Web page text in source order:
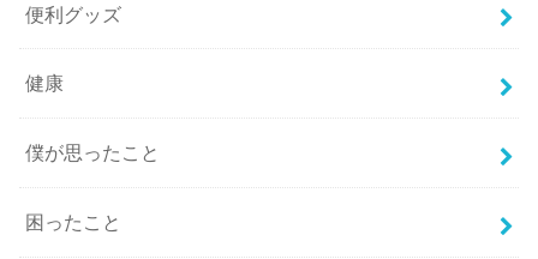
便利グッズ
健康
僕が思ったこと
困ったこと